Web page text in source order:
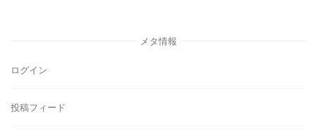
メタ情報
ログイン
投稿フィード